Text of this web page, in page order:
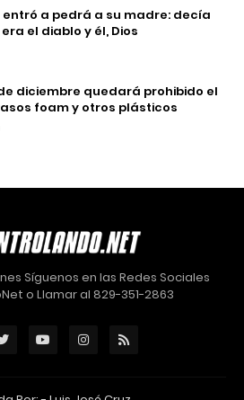
entró a pedrá a su madre: decía
el diablo y él, Dios
diciembre quedará prohibido el
foam y otros plásticos
Síguenos en las Redes Sociales
o Llamar al 829-351-2863